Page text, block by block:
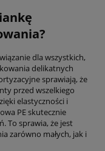
dla wszystkich,
delikatnych
sprawiają, że
przed wszelkiego
elastyczności i
PE skutecznie
To sprawia, że jest
zarówno małych, jak i